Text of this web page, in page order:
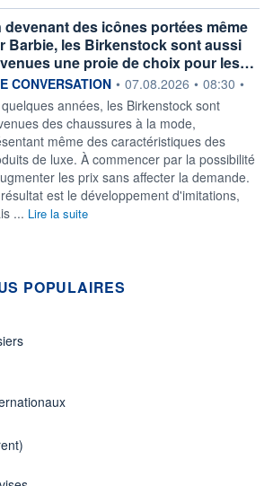
devenant des icônes portées même
Barbie, les Birkenstock sont aussi
une proie de choix pour les…
fournie par
CONVERSATION • 07.08.2026 • 08:30 •
années, les Birkenstock sont
des chaussures à la mode,
même des caractéristiques des
de luxe. À commencer par la possibilité
les prix sans affecter la demande.
est le développement d'imitations,
... Lire la suite
POPULAIRES